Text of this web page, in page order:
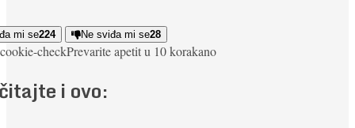
mi se224 Ne sviđa mi se28
cookie-checkPrevarite apetit u 10 korakano
i ovo: